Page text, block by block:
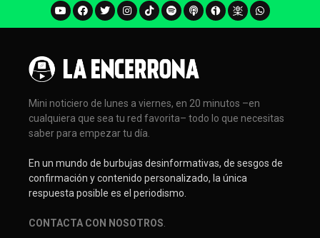
Mini noticiero de lunes a viernes, en 20 minutos –en
cualquiera que sea tu red favorita– todo lo que necesitas
saber para empezar tu día.
En un mundo de burbujas desinformativas, de sesgos de
confirmación y contenido personalizado, la única
respuesta posible es el periodismo.
CONTACTA CON NOSOTROS.